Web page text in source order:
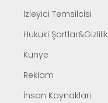
İzleyici Temsilcisi
Hukuki Şartlar&Gizlilik
Künye
Reklam
İnsan Kaynakları